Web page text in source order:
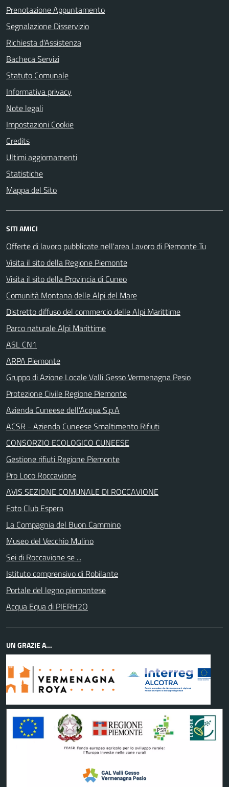
Prenotazione Appuntamento
Segnalazione Disservizio
Richiesta d'Assistenza
Bacheca Servizi
Statuto Comunale
Informativa privacy
Note legali
Impostazioni Cookie
Credits
Ultimi aggiornamenti
Statistiche
Mappa del Sito
SITI AMICI
Offerte di lavoro pubblicate nell'area Lavoro di Piemonte Tu
Visita il sito della Regione Piemonte
Visita il sito della Provincia di Cuneo
Comunità Montana delle Alpi del Mare
Distretto diffuso del commercio delle Alpi Marittime
Parco naturale Alpi Marittime
ASL CN1
ARPA Piemonte
Gruppo di Azione Locale Valli Gesso Vermenagna Pesio
Protezione Civile Regione Piemonte
Azienda Cuneese dell’Acqua S.p.A
ACSR - Azienda Cuneese Smaltimento Rifiuti
CONSORZIO ECOLOGICO CUNEESE
Gestione rifiuti Regione Piemonte
Pro Loco Roccavione
AVIS SEZIONE COMUNALE DI ROCCAVIONE
Foto Club Espera
La Compagnia del Buon Cammino
Museo del Vecchio Mulino
Sei di Roccavione se ...
Istituto comprensivo di Robilante
Portale del legno piemontese
Acqua Equa di PIERH2O
UN GRAZIE A...